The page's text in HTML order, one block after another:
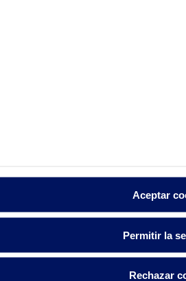
Aceptar
Permitir la
Rechazar